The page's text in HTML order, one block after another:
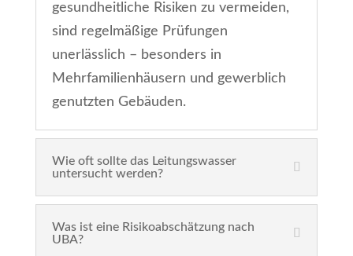
gesundheitliche Risiken zu vermeiden,
sind regelmäßige Prüfungen
unerlässlich – besonders in
Mehrfamilienhäusern und gewerblich
genutzten Gebäuden.
Wie oft sollte das Leitungswasser
untersucht werden?
Was ist eine Risikoabschätzung nach
UBA?